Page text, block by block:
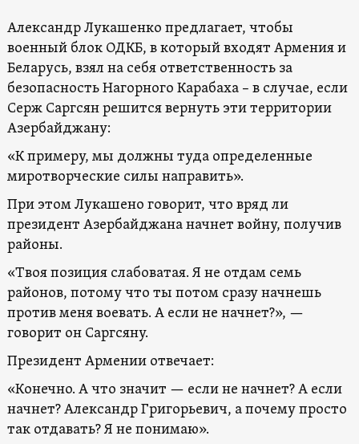
Александр Лукашенко предлагает, чтобы
военный блок ОДКБ, в который входят Армения и
Беларусь, взял на себя ответственность за
безопасность Нагорного Карабаха – в случае, если
Серж Саргсян решится вернуть эти территории
Азербайджану:
«К примеру, мы должны туда определенные
миротворческие силы направить».
При этом Лукашено говорит, что вряд ли
президент Азербайджана начнет войну, получив
районы.
«Твоя позиция слабоватая. Я не отдам семь
районов, потому что ты потом сразу начнешь
против меня воевать. А если не начнет?», —
говорит он Саргсяну.
Президент Армении отвечает:
«Конечно. А что значит — если не начнет? А если
начнет? Александр Григорьевич, а почему просто
так отдавать? Я не понимаю».